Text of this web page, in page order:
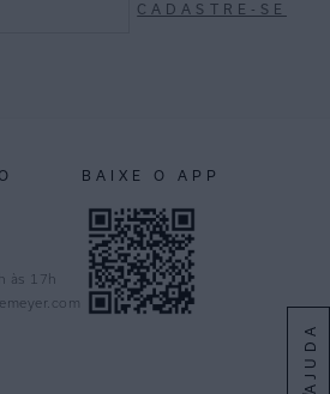
AJUDA
CADASTRE-SE
às 17h
BAIXE O APP